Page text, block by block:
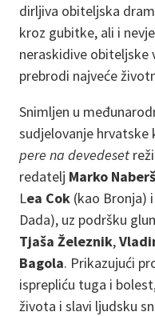
dirljiva obiteljska
kroz gubitke, ali i
neraskidive obiteljske
prebrodi najveće
Snimljen u
sudjelovanje hrvatske
pere na devedeset
redatelj Marko
Lea Cok (kao Bronja)
Dada), uz podršku
Tjaša Železnik,
Bagola. Prikazujući
isprepliću tuga i
života i slavi ljudsku